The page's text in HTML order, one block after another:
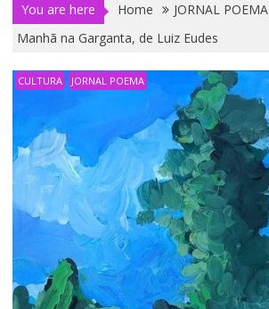
You are here Home
JORNAL POEMA
Manhã na Garganta, de Luiz Eudes
CULTURA JORNAL POEMA